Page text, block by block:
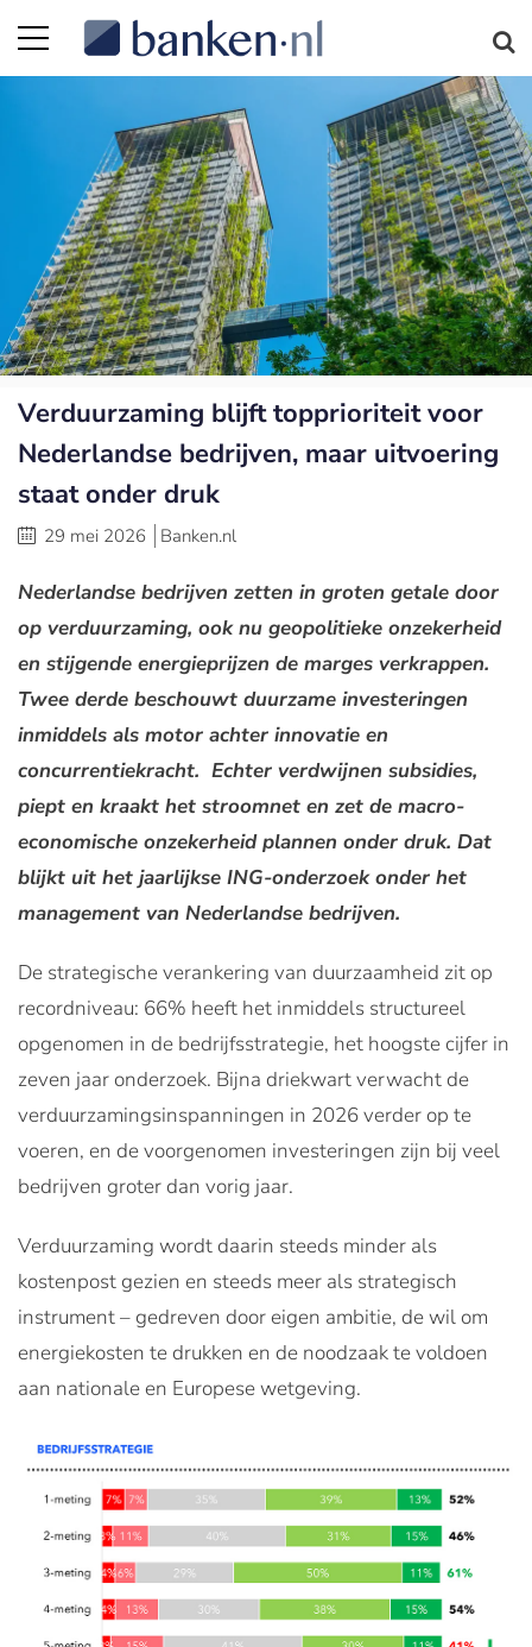
Verduurzaming blijft topprioriteit voor
Nederlandse bedrijven, maar uitvoering
staat onder druk
29 mei 2026 Banken.nl
Nederlandse bedrijven zetten in groten getale door
op verduurzaming, ook nu geopolitieke onzekerheid
en stijgende energieprijzen de marges verkrappen.
Twee derde beschouwt duurzame investeringen
inmiddels als motor achter innovatie en
concurrentiekracht. Echter verdwijnen subsidies,
piept en kraakt het stroomnet en zet de macro-
economische onzekerheid plannen onder druk. Dat
blijkt uit het jaarlijkse ING-onderzoek onder het
management van Nederlandse bedrijven.
De strategische verankering van duurzaamheid zit op
recordniveau: 66% heeft het inmiddels structureel
opgenomen in de bedrijfsstrategie, het hoogste cijfer in
zeven jaar onderzoek. Bijna driekwart verwacht de
verduurzamingsinspanningen in 2026 verder op te
voeren, en de voorgenomen investeringen zijn bij veel
bedrijven groter dan vorig jaar.
Verduurzaming wordt daarin steeds minder als
kostenpost gezien en steeds meer als strategisch
instrument – gedreven door eigen ambitie, de wil om
energiekosten te drukken en de noodzaak te voldoen
aan nationale en Europese wetgeving.